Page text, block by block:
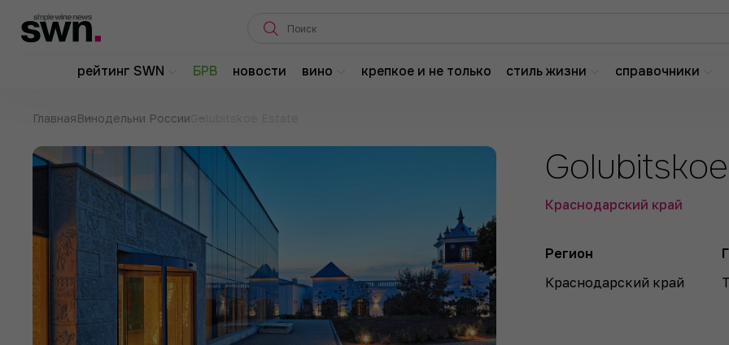
рейтинг SWN БРВ новости вино крепкое и не только стиль жизни справочники
ГлавнаяВинодельни России
Краснодарский край
Регион
Краснодарский край